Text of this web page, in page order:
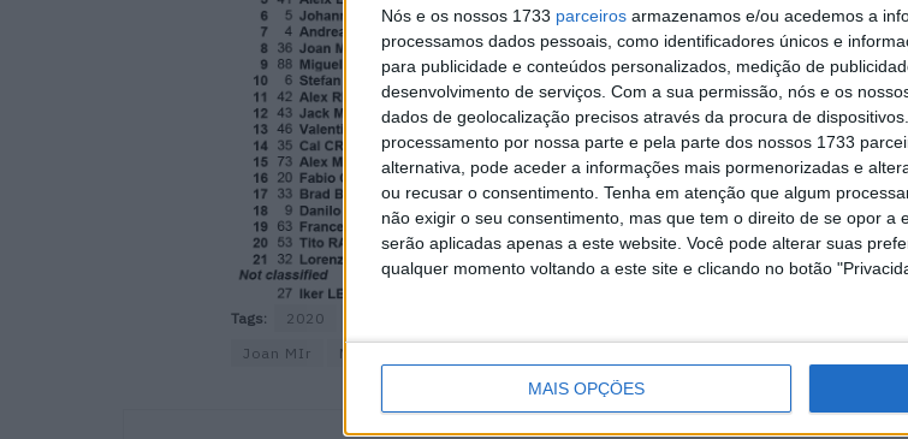
Nós e os nossos 1733 parceiros armazenamos e/ou acedemos a
processamos dados pessoais, como identificadores únicos e
para publicidade e conteúdos personalizados, medição de
desenvolvimento de serviços. Com a sua permissão, nós e os
dados de geolocalização precisos através da procura de
processamento por nossa parte e pela parte dos nossos 1733
alternativa, pode aceder a informações mais pormenorizadas e
ou recusar o consentimento. Tenha em atenção que algum
não exigir o seu consentimento, mas que tem o direito de se opor a
serão aplicadas apenas a este website. Você pode alterar suas
qualquer momento voltando a este site e clicando no botão
MAIS OPÇÕES
Tags: 2020
Joan MIr
MotoGP